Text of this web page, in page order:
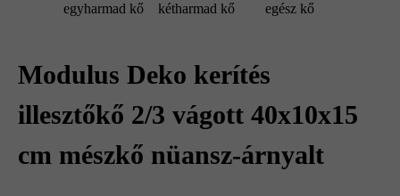
egyharmad kő
kétharmad kő
egész kő
Modulus Deko kerítés
illesztőkő 2/3 vágott 40x10x15
cm mészkő nüansz-árnyalt